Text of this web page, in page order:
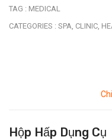
TAG : MEDICAL
CATEGORIES : SPA, CLINIC,
Hộp Hấp Dụng Cụ